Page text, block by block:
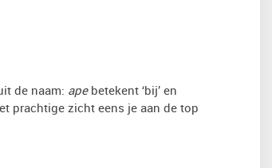
de naam: apebetekent ‘bij’ en
prachtige zicht eens je aan de top